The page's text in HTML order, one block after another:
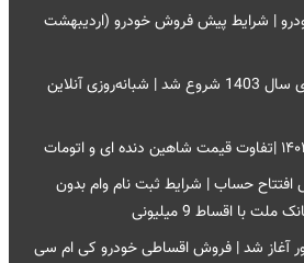
| شرایط پیش فروش خودرو (اردیبهشت
ثبت نام لاستیک دولتی برای سال 1403 شروع شد | شبانه‌روزی آنلاین
حساب | شرایط ثبت نام وام بدون
آغاز شد | فروش اقساطی خودرو کی ام سی